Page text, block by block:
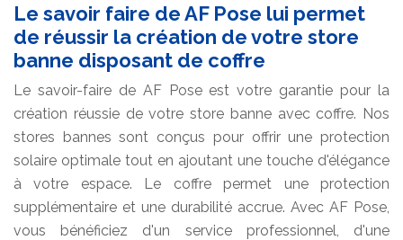
Le savoir faire de AF Pose lui permet
de réussir la création de votre store
banne disposant de coffre
Le savoir-faire de AF Pose est votre garantie pour la
création réussie de votre store banne avec coffre. Nos
stores bannes sont conçus pour offrir une protection
solaire optimale tout en ajoutant une touche d'élégance
à votre espace. Le coffre permet une protection
supplémentaire et une durabilité accrue. Avec AF Pose,
vous bénéficiez d'un service professionnel, d'une